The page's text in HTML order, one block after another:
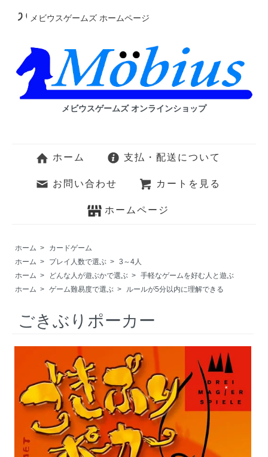
メビウスゲームズ ホームページ
メビウスゲームズ オンラインショップ
ホーム 支払・配送について
お問い合わせ カートを見る
ホームページ
ホーム >
カードゲーム
ホーム > プレイ人数で選ぶ > 3～4人
ホーム > どんな人が遊ぶかで選ぶ > 手軽なゲームを好む人と遊ぶ
ホーム > ゲーム難易度で選ぶ > ルールが5分以内に理解できる
ごきぶりポーカー